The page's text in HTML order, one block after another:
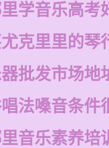
学音乐高考
克里里的琴
批发市场地
法嗓音条件
音乐素养培